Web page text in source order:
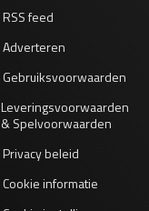
RSS feed
Adverteren
Gebruiksvoorwaarden
Leveringsvoorwaarden
& Spelvoorwaarden
Privacy beleid
Cookie informatie